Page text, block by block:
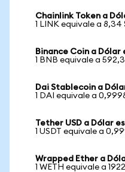
Chainlink Token a
1 LINK equivale a 8,34
Binance Coin a
1 BNB equivale a
Dai Stablecoin a
1 DAI equivale a
Tether USD a Dólar
1 USDT equivale a
Wrapped Ether a
1 WETH equivale a